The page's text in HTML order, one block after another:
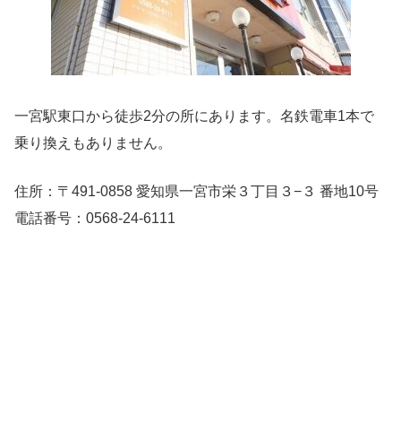
一宮駅東口から徒歩2分の所にあります。名鉄電車1本で
乗り換えもありません。
住所：〒491-0858 愛知県一宮市栄３丁目３−３ 番地10号
電話番号：0568-24-6111